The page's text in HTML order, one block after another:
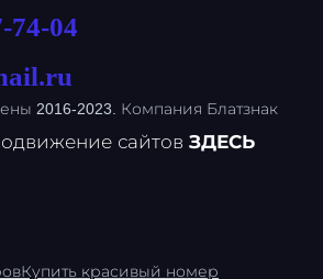
74-04
2016-2023. Компания Блатзнак
сайтов ЗДЕСЬ
Купить красивый номер